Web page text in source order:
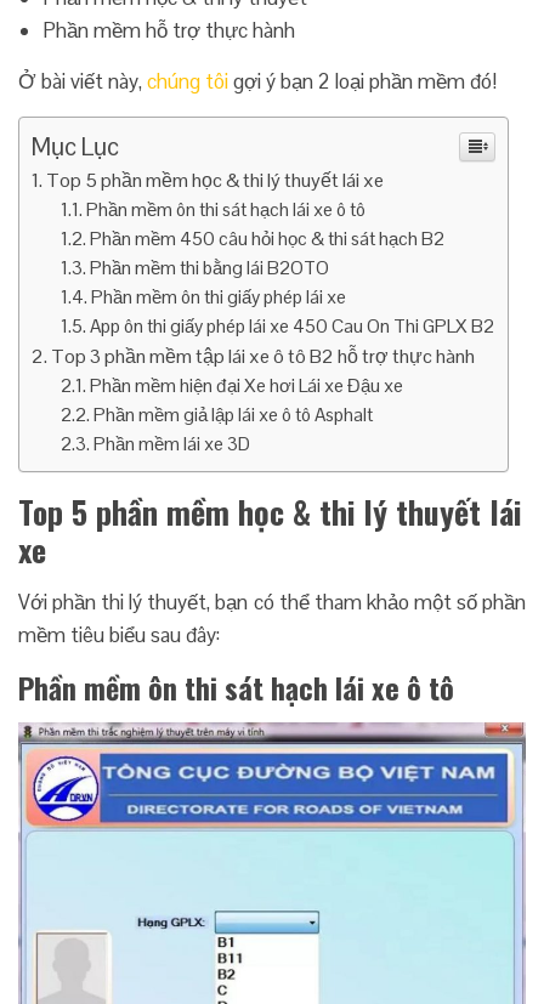
Phần mềm hỗ trợ thực hành
Ở bài viết này, chúng tôigợi ý bạn 2 loại phần mềm đó!
Mục Lục
Top 5 phần mềm học & thi lý thuyết lái xe
Phần mềm ôn thi sát hạch lái xe ô tô
Phần mềm 450 câu hỏi học & thi sát hạch B2
Phần mềm thi bằng lái B2OTO
Phần mềm ôn thi giấy phép lái xe
App ôn thi giấy phép lái xe 450 Cau On Thi GPLX B2
Top 3 phần mềm tập lái xe ô tô B2 hỗ trợ thực hành
Phần mềm hiện đại Xe hơi Lái xe Đậu xe
Phần mềm giả lập lái xe ô tô Asphalt
Phần mềm lái xe 3D
Top 5 phần mềm học & thi lý thuyết lái
xe
Với phần thi lý thuyết, bạn có thể tham khảo một số phần
mềm tiêu biểu sau đây:
Phần mềm ôn thi sát hạch lái xe ô tô